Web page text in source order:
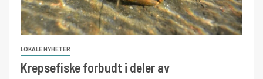
LOKALE NYHETER
Krepsefiske forbudt i deler av